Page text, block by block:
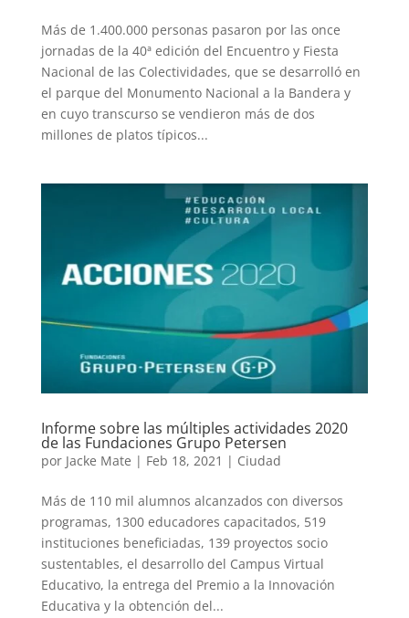
Más de 1.400.000 personas pasaron por las once
jornadas de la 40ª edición del Encuentro y Fiesta
Nacional de las Colectividades, que se desarrolló en
el parque del Monumento Nacional a la Bandera y
en cuyo transcurso se vendieron más de dos
millones de platos típicos...
Informe sobre las múltiples actividades 2020
de las Fundaciones Grupo Petersen
por Jacke Mate | Feb 18, 2021 | Ciudad
Más de 110 mil alumnos alcanzados con diversos
programas, 1300 educadores capacitados, 519
instituciones beneficiadas, 139 proyectos socio
sustentables, el desarrollo del Campus Virtual
Educativo, la entrega del Premio a la Innovación
Educativa y la obtención del...